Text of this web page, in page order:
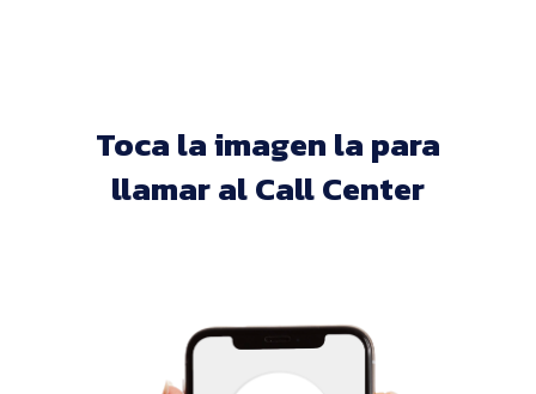
Toca la imagen la para
llamar al Call Center